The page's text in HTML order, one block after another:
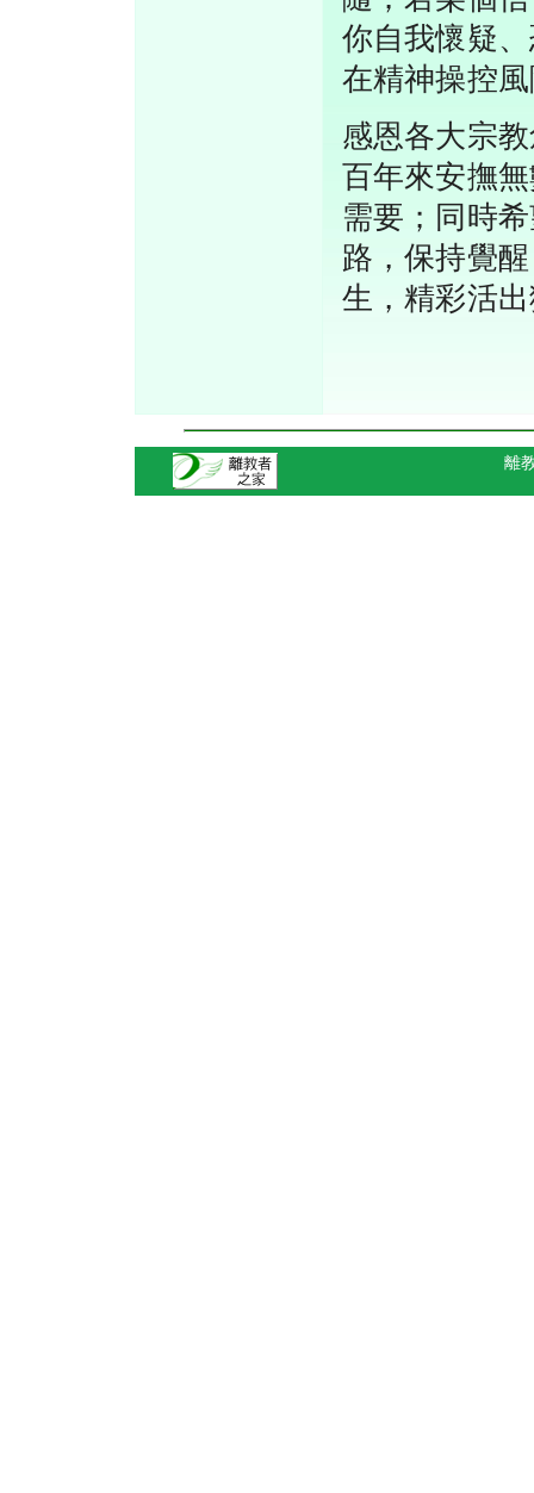
你自我懷疑
在精神操控
感恩各大宗
百年來安撫
需要；同時
路，保持覺
生，精彩活
離